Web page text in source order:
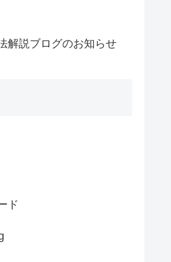
解説ブログのお知らせ
ド